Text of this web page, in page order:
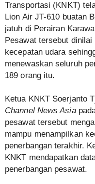
Transportasi (KNKT)
Lion Air JT-610 buatan
jatuh di Perairan
Pesawat tersebut
kecepatan udara
menewaskan seluruh
189 orang itu.
Ketua KNKT Soerjanto
Channel News Asia
pesawat tersebut
mampu menampilkan
penerbangan terakhir.
KNKT mendapatkan
penerbangan pesawat.